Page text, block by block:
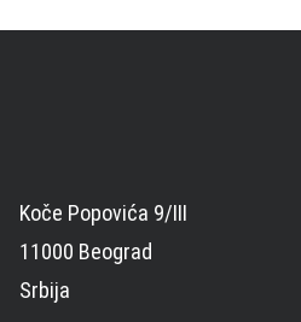
Koče Popovića 9/III
11000 Beograd
Srbija